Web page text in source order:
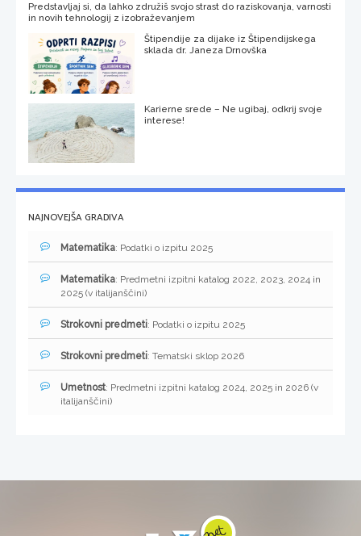
Predstavljaj si, da lahko združiš svojo strast do raziskovanja, varnosti
in novih tehnologij z izobraževanjem
Štipendije za dijake iz Štipendijskega
sklada dr. Janeza Drnovška
Karierne srede – Ne ugibaj, odkrij svoje
interese!
NAJNOVEJŠA GRADIVA
Matematika: Podatki o izpitu 2025
Matematika: Predmetni izpitni katalog 2022, 2023, 2024 in
2025 (v italijanščini)
Strokovni predmeti: Podatki o izpitu 2025
Strokovni predmeti: Tematski sklop 2026
Umetnost: Predmetni izpitni katalog 2024, 2025 in 2026 (v
italijanščini)